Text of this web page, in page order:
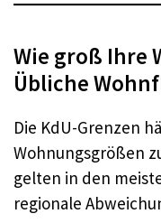
Wie groß Ihre
Übliche
Die KdU-Grenzen
Wohnungsgrößen
gelten in den
regionale